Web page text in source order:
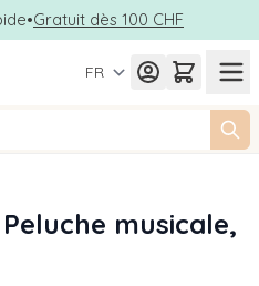
•Gratuit dès 100 CHF
FR
musicale,